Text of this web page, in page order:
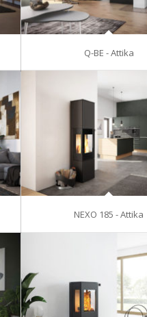
Q-BE - Attika
NEXO 185 - Attika